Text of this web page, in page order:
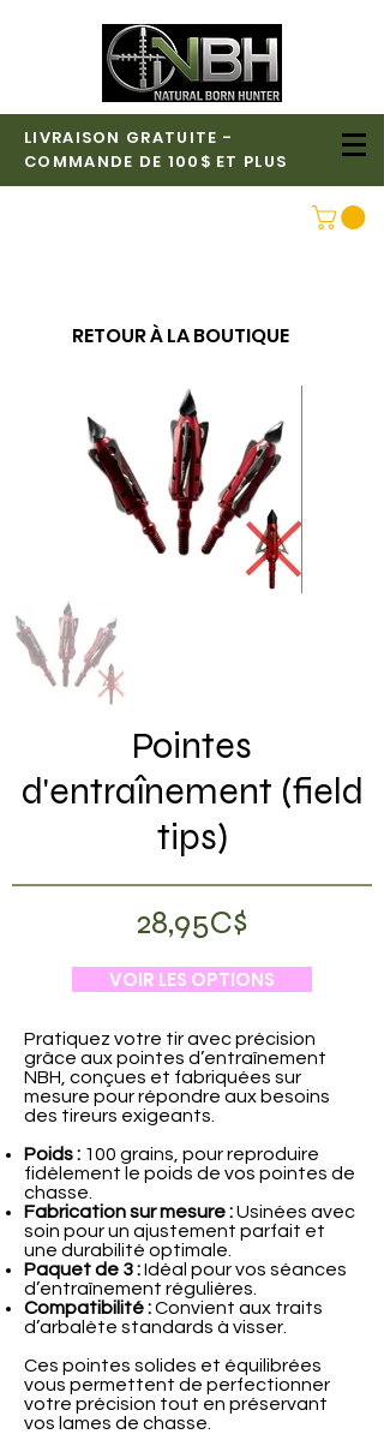
LIVRAISON GRATUITE -
COMMANDE DE 100$ ET PLUS
RETOUR À LA BOUTIQUE
Pointes
d'entraînement (field
tips)
28,95C$
VOIR LES OPTIONS
Pratiquez votre tir avec précision
grâce aux pointes d’entraînement
NBH, conçues et fabriquées sur
mesure pour répondre aux besoins
des tireurs exigeants.
Poids : 100 grains, pour reproduire
fidèlement le poids de vos pointes de
chasse.
Fabrication sur mesure :Usinées avec
soin pour un ajustement parfait et
une durabilité optimale.
Paquet de 3 :Idéal pour vos séances
d’entraînement régulières.
Compatibilité :Convient aux traits
d’arbalète standards à visser.
Ces pointes solides et équilibrées
vous permettent de perfectionner
votre précision tout en préservant
vos lames de chasse.